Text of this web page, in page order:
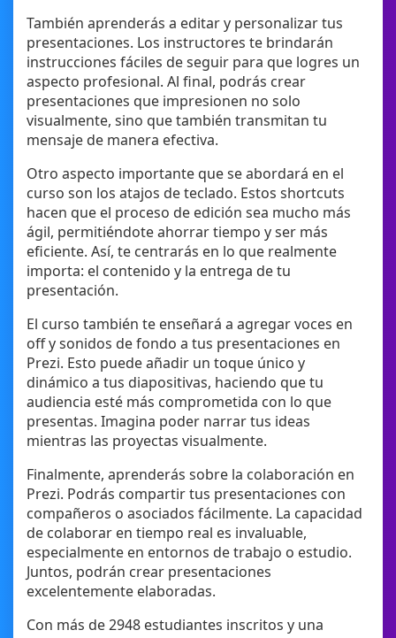
También aprenderás a editar y personalizar tus
presentaciones. Los instructores te brindarán
instrucciones fáciles de seguir para que logres un
aspecto profesional. Al final, podrás crear
presentaciones que impresionen no solo
visualmente, sino que también transmitan tu
mensaje de manera efectiva.
Otro aspecto importante que se abordará en el
curso son los atajos de teclado. Estos shortcuts
hacen que el proceso de edición sea mucho más
ágil, permitiéndote ahorrar tiempo y ser más
eficiente. Así, te centrarás en lo que realmente
importa: el contenido y la entrega de tu
presentación.
El curso también te enseñará a agregar voces en
off y sonidos de fondo a tus presentaciones en
Prezi. Esto puede añadir un toque único y
dinámico a tus diapositivas, haciendo que tu
audiencia esté más comprometida con lo que
presentas. Imagina poder narrar tus ideas
mientras las proyectas visualmente.
Finalmente, aprenderás sobre la colaboración en
Prezi. Podrás compartir tus presentaciones con
compañeros o asociados fácilmente. La capacidad
de colaborar en tiempo real es invaluable,
especialmente en entornos de trabajo o estudio.
Juntos, podrán crear presentaciones
excelentemente elaboradas.
Con más de 2948 estudiantes inscritos y una